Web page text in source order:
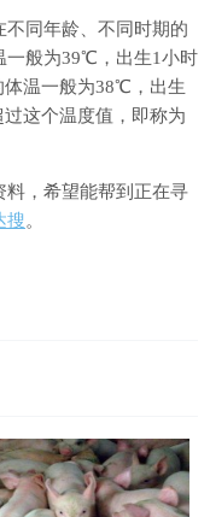
同年龄、不同时期的
一般为39℃，出生1小时
体温一般为38℃，出生
这个温度值，即称为
料，希望能帮到正在寻
搜。